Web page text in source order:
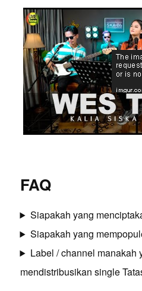
FAQ
Siapakah yang
Siapakah yang
Label / channel manakah
mendistribusikan single